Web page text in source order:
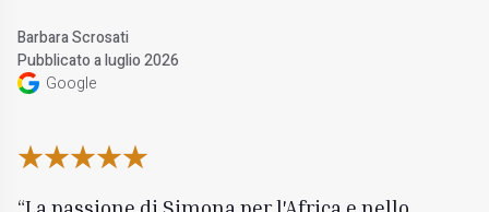
Barbara Scrosati
Pubblicato a luglio 2026
Google